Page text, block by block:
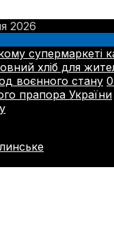
2026
супермаркеті
хліб для
воєнного стану
прапора України